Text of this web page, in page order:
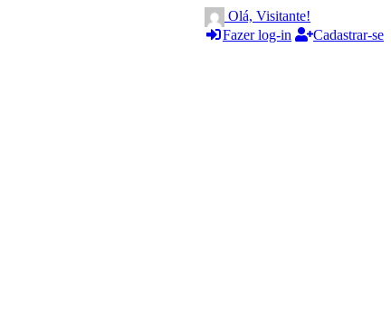
Olá, Visitante!
Fazer log-in
Cadastrar-se